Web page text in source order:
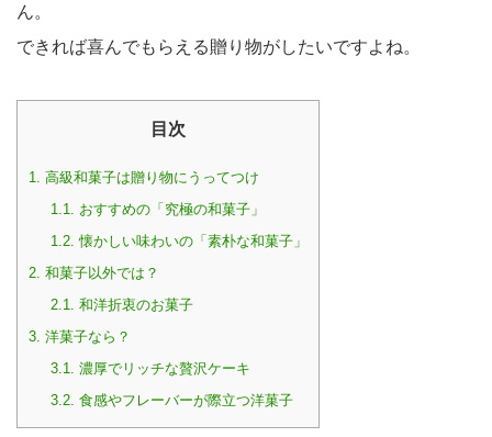
ん。
できれば喜んでもらえる贈り物がしたいですよね。
目次
1.
高級和菓子は贈り物にうってつけ
1.1.
おすすめの「究極の和菓子」
1.2. 懐かしい味わいの「素朴な和菓子」
2. 和菓子以外では？
2.1.
和洋折衷のお菓子
3. 洋菓子なら？
3.1.
濃厚でリッチな贅沢ケーキ
3.2. 食感やフレーバーが際立つ洋菓子